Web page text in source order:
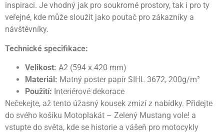
inspiraci. Je vhodný jak pro soukromé prostory, tak i pro ty
veřejné, kde může sloužit jako poutač pro zákazníky a
návštěvníky.
Technické specifikace:
Velikost: A2 (594 x 420 mm)
Materiál: Matný poster papír SIHL 3672, 200g/m²
Použití: Interiérové dekorace
Nečekejte, až tento úžasný kousek zmizí z nabídky. Přidejte
do svého košíku Motoplakát – Zelený Mustang vole! a
vstupte do světa, kde se historie a vášeň pro motocykly